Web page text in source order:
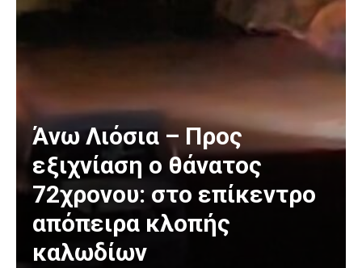
Άνω Λιόσια – Προς
εξιχνίαση ο θάνατος
72χρονου: στο επίκεντρο
απόπειρα κλοπής
καλωδίων